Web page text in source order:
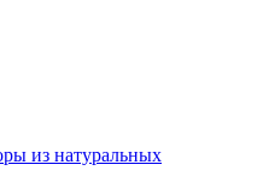
из натуральных